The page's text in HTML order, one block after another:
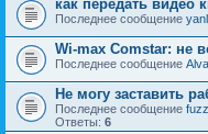
как передать видео
Последнее сообщение yanl
Wi-max Comstar: не
Последнее сообщение
Не могу заставить
Последнее сообщение
Ответы: 6